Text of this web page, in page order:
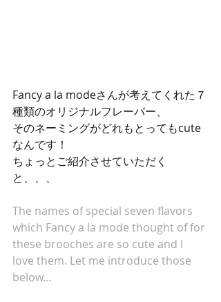
Fancy a la modeさんが考えてくれた７
種類のオリジナルフレーバー、
そのネーミングがどれもとってもcute
なんです！
ちょっとご紹介させていただく
と、、、
The names of special seven flavors
which Fancy a la mode thought of for
these brooches are so cute and I
love them. Let me introduce those
below...